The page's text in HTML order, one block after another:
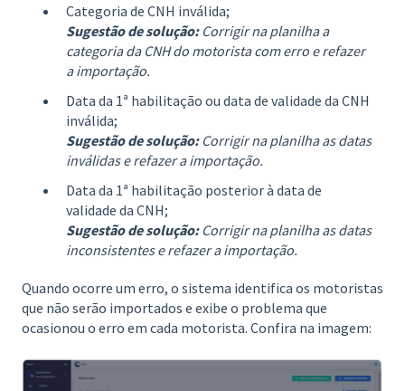
Categoria de CNH inválida;
Sugestão de solução:Corrigir na planilha a
categoria da CNH do motorista com erro e refazer
a importação.
Data da 1ª habilitação ou data de validade da CNH
inválida;
Sugestão de solução:Corrigir na planilha as datas
inválidas e refazer a importação.
Data da 1ª habilitação posterior à data de
validade da CNH;
Sugestão de solução: Corrigir na planilha as datas
inconsistentes e refazer a importação.
Quando ocorre um erro, o sistema identifica os motoristas
que não serão importados e exibe o problema que
ocasionou o erro em cada motorista. Confira na imagem: